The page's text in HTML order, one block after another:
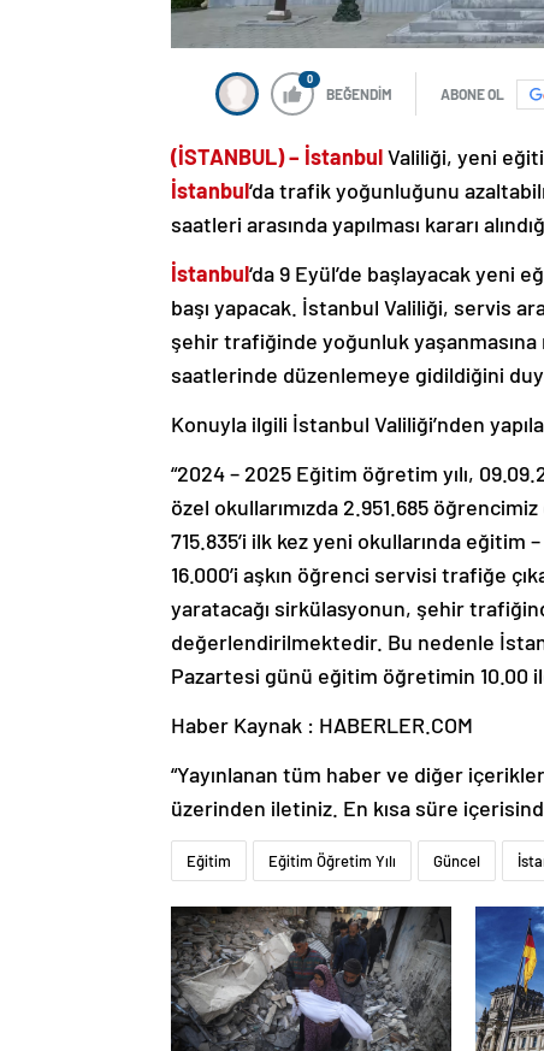
0
BEĞENDİM ABONE OL
(İSTANBUL) – İstanbulValiliği, yeni
İstanbul‘da trafik yoğunluğunu
saatleri arasında yapılması kararı
İstanbul‘da 9 Eyül’de başlayacak yeni
başı yapacak. İstanbul Valiliği, servis
şehir trafiğinde yoğunluk
saatlerinde düzenlemeye gidildiğini
Konuyla ilgili İstanbul Valiliği’nden
“2024 – 2025 Eğitim öğretim yılı,
özel okullarımızda 2.951.685
715.835’i ilk kez yeni okullarında eğitim
16.000’i aşkın öğrenci servisi trafiğe
yaratacağı sirkülasyonun, şehir
değerlendirilmektedir. Bu nedenle
Pazartesi günü eğitim öğretimin 10.00
Haber Kaynak : HABERLER.COM
“Yayınlanan tüm haber ve diğer
üzerinden iletiniz. En kısa süre
Eğitim Eğitim Öğretim Yılı Güncel